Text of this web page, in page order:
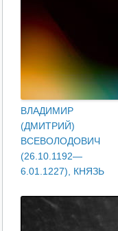
ВЛАДИМИР
(ДМИТРИЙ)
ВСЕВОЛОДОВИЧ
(26.10.1192—
6.01.1227), КНЯЗЬ